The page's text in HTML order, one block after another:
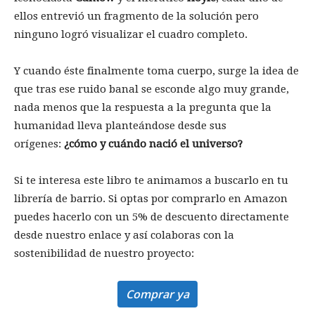
ellos entrevió un fragmento de la solución pero
ninguno logró visualizar el cuadro completo.
Y cuando éste finalmente toma cuerpo, surge la idea de
que tras ese ruido banal se esconde algo muy grande,
nada menos que la respuesta a la pregunta que la
humanidad lleva planteándose desde sus
orígenes: ¿cómo y cuándo nació el universo?
Si te interesa este libro te animamos a buscarlo en tu
librería de barrio. Si optas por comprarlo en Amazon
puedes hacerlo con un 5% de descuento directamente
desde nuestro enlace y así colaboras con la
sostenibilidad de nuestro proyecto:
Comprar ya